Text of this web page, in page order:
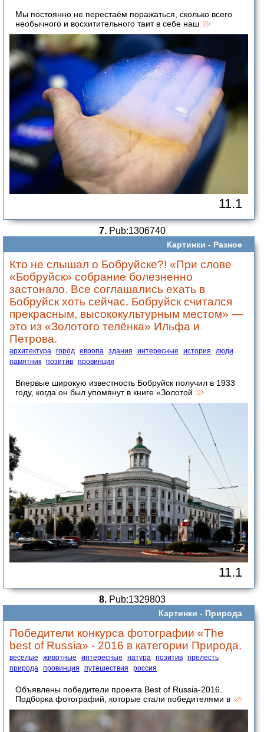
Мы постоянно не перестаём поражаться, сколько всего
необычного и восхитительного таит в себе наш
11.1
7.Pub:1306740
Картинки - Разное
Кто не слышал о Бобруйске?! «При слове
«Бобруйск» собрание болезненно
застонало. Все соглашались ехать в
Бобруйск хоть сейчас. Бобруйск считался
прекрасным, высококультурным местом» —
это из «Золотого телёнка» Ильфа и
Петрова.
архитектура город европа здания интересные история
люди
памятник позитив провинция
Впервые широкую известность Бобруйск получил в 1933
году, когда он был упомянут в книге «Золотой
11.1
8.Pub:1329803
Картинки - Природа
Победители конкурса фотографии «The
best of Russia» - 2016 в категории Природа.
веселые животные интересные натура позитив прелесть
природа
провинция путешествия россия
Объявлены победители проекта Best of Russia-2016.
Подборка фотографий, которые стали победителями в